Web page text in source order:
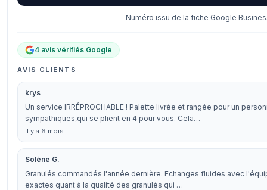
Numéro issu de la fiche Google
4 avis vérifiés Google
AVIS CLIENTS
krys
Un service IRRÉPROCHABLE ! Palette livrée et rangée pour un
sympathiques,qui se plient en 4 pour vous. Cela…
il y a 6 mois
Solène G.
Granulés commandés l'année dernière. Echanges fluides avec
exactes quant à la qualité des granulés qui …